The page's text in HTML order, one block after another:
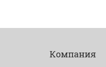
Компания